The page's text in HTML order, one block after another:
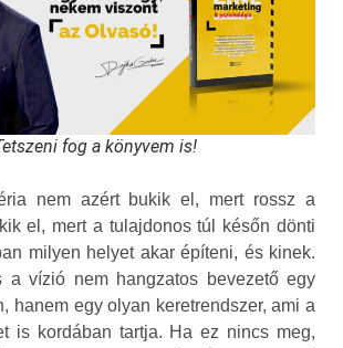
fog a könyvem is!
nem azért bukik el, mert rossz a
el, mert a tulajdonos túl későn dönti
milyen helyet akar építeni, és kinek.
a vízió nem hangzatos bevezető egy
hanem egy olyan keretrendszer, ami a
is kordában tartja. Ha ez nincs meg,